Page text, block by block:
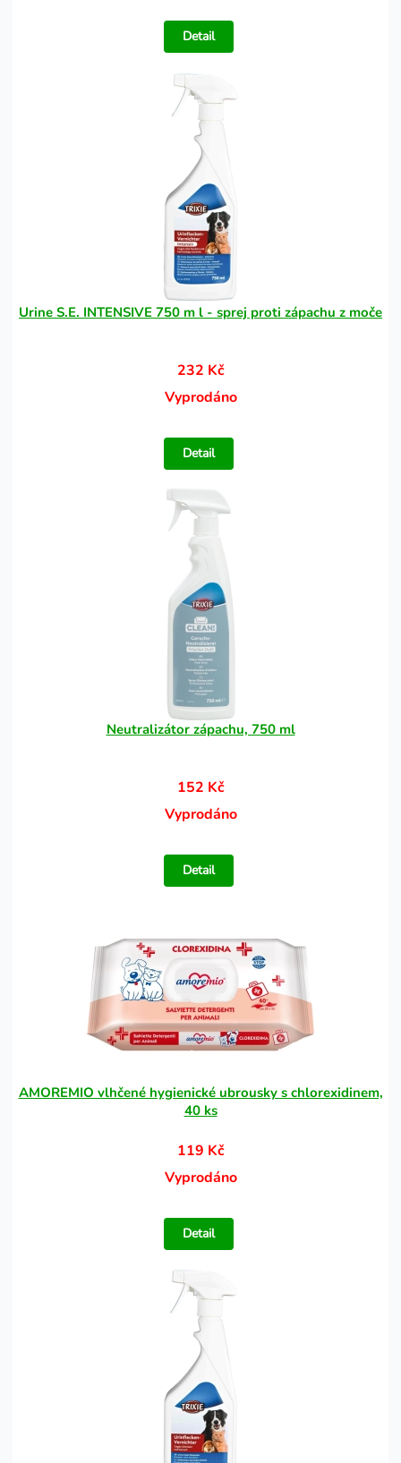
Detail
Urine S.E. INTENSIVE 750 m l - sprej proti zápachu z moče
232 Kč
Vyprodáno
Detail
Neutralizátor zápachu, 750 ml
152 Kč
Vyprodáno
Detail
AMOREMIO vlhčené hygienické ubrousky s chlorexidinem,
40 ks
119 Kč
Vyprodáno
Detail